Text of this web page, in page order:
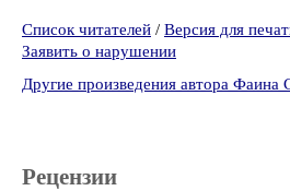
Список читателей / Версия для
Заявить о нарушении
Другие произведения автора Фаина
Рецензии